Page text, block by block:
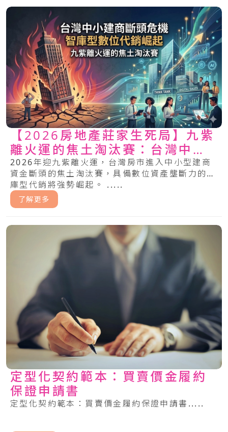
【2026房地產莊家生死局】九紫
離火運的焦土淘汰賽：台灣中小
型建商斷頭危機與「智庫型數位
代銷」的崛起
2026年迎九紫離火運，台灣房市進入中小型建商
資金斷頭的焦土淘汰賽，具備數位資產壟斷力的智
庫型代銷將強勢崛起。 .....
了解更多
定型化契約範本：買賣價金履約
保證申請書
定型化契約範本：買賣價金履約保證申請書.....